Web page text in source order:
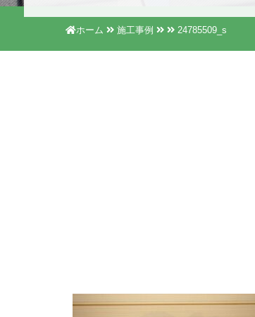
ホーム 施工事例 24785509_s